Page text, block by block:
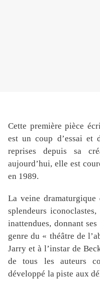
Cette première pièce
est un coup d’essai et
reprises depuis sa
aujourd’hui, elle est
en 1989.
La veine dramaturgique
splendeurs
inattendues, donnant
genre du « théâtre de
Jarry et à l’instar de
de tous les auteurs
développé la piste aux